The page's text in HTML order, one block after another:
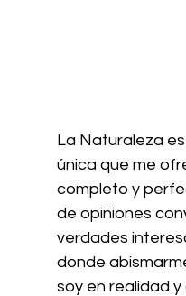
La Naturaleza
única que me
completo y
de opiniones
verdades
donde
soy en realidad